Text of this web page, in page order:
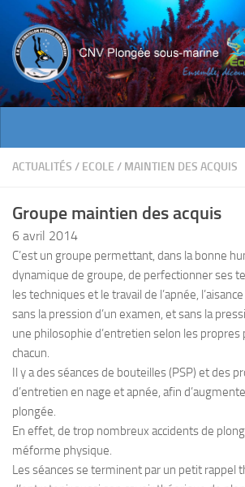
ACTUALITES
INFOS CNV
Bienvenue
Contacts
Documents utiles
Encadrement
Historique
ECOLE DE PLONGEE
Jeune plongeur
ACTUALITÉS / ECOLE / MAINTIEN DES ACQUIS
Groupe maintien des acquis
6 avril 2014
C’est un groupe permettant, dans la bonne
dynamique de groupe, de perfectionner ses
les techniques et le travail de l’apnée, l’aisance
sans la pression d’un examen, et sans la
une philosophie d’entretien selon les propres
chacun.
Il y a des séances de bouteilles (PSP) et des
d’entretien en nage et apnée, afin
plongée.
En effet, de trop nombreux accidents de
méforme physique.
Les séances se terminent par un petit rappel